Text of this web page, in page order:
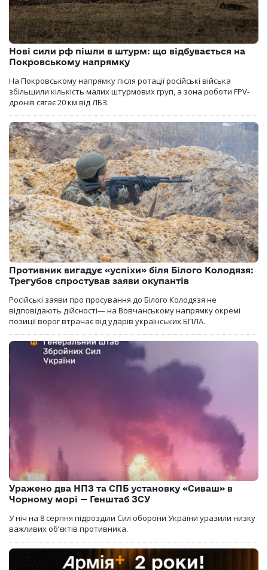
Нові сили рф пішли в штурм: що відбувається на
Покровському напрямку
На Покровському напрямку після ротації російські війська
збільшили кількість малих штурмових груп, а зона роботи FPV-
дронів сягає 20 км від ЛБЗ.
Противник вигадує «успіхи» біля Білого Колодязя:
Трегубов спростував заяви окупантів
Російські заяви про просування до Білого Колодязя не
відповідають дійсності— на Вовчанському напрямку окремі
позиції ворог втрачає від ударів українських БПЛА.
Уражено два НПЗ та СПБ установку «Сиваш» в
Чорному морі — Генштаб ЗСУ
У ніч на 8 серпня підрозділи Сил оборони України уразили низку
важливих об’єктів противника.